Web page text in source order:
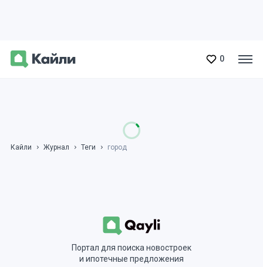
0
Кайли Журнал Теги город
Портал для поиска новостроек
и ипотечные предложения